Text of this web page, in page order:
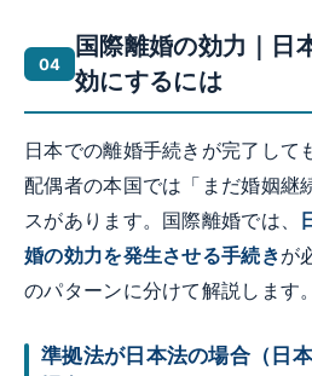
国際離婚の効力｜日
効にするには
日本での離婚手続きが完了して
配偶者の本国では「まだ婚姻継
スがあります。国際離婚では、
婚の効力を発生させる手続きが
のパターンに分けて解説します。
準拠法が日本法の場合（日